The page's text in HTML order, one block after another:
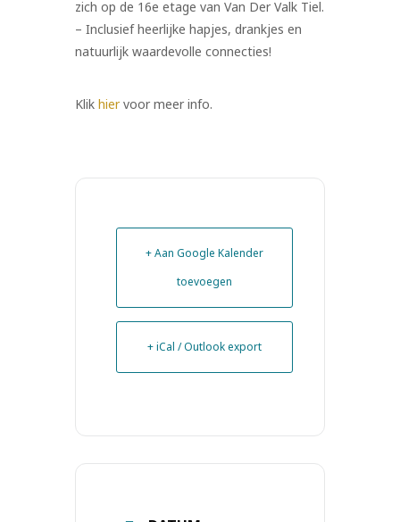
zich op de 16e etage van Van Der Valk Tiel.
– Inclusief heerlijke hapjes, drankjes en
natuurlijk waardevolle connecties!
Klik hiervoor meer info.
+ Aan Google Kalender
toevoegen
+ iCal / Outlook export